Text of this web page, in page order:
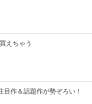
えちゃう
目作＆話題作が勢ぞろい！